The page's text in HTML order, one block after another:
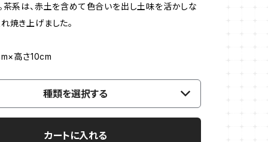
茶系は、赤土を含めて色合いを出し土味を活かしな
焼き上げました。
高さ10cm
種類を選択する
カートに入れる